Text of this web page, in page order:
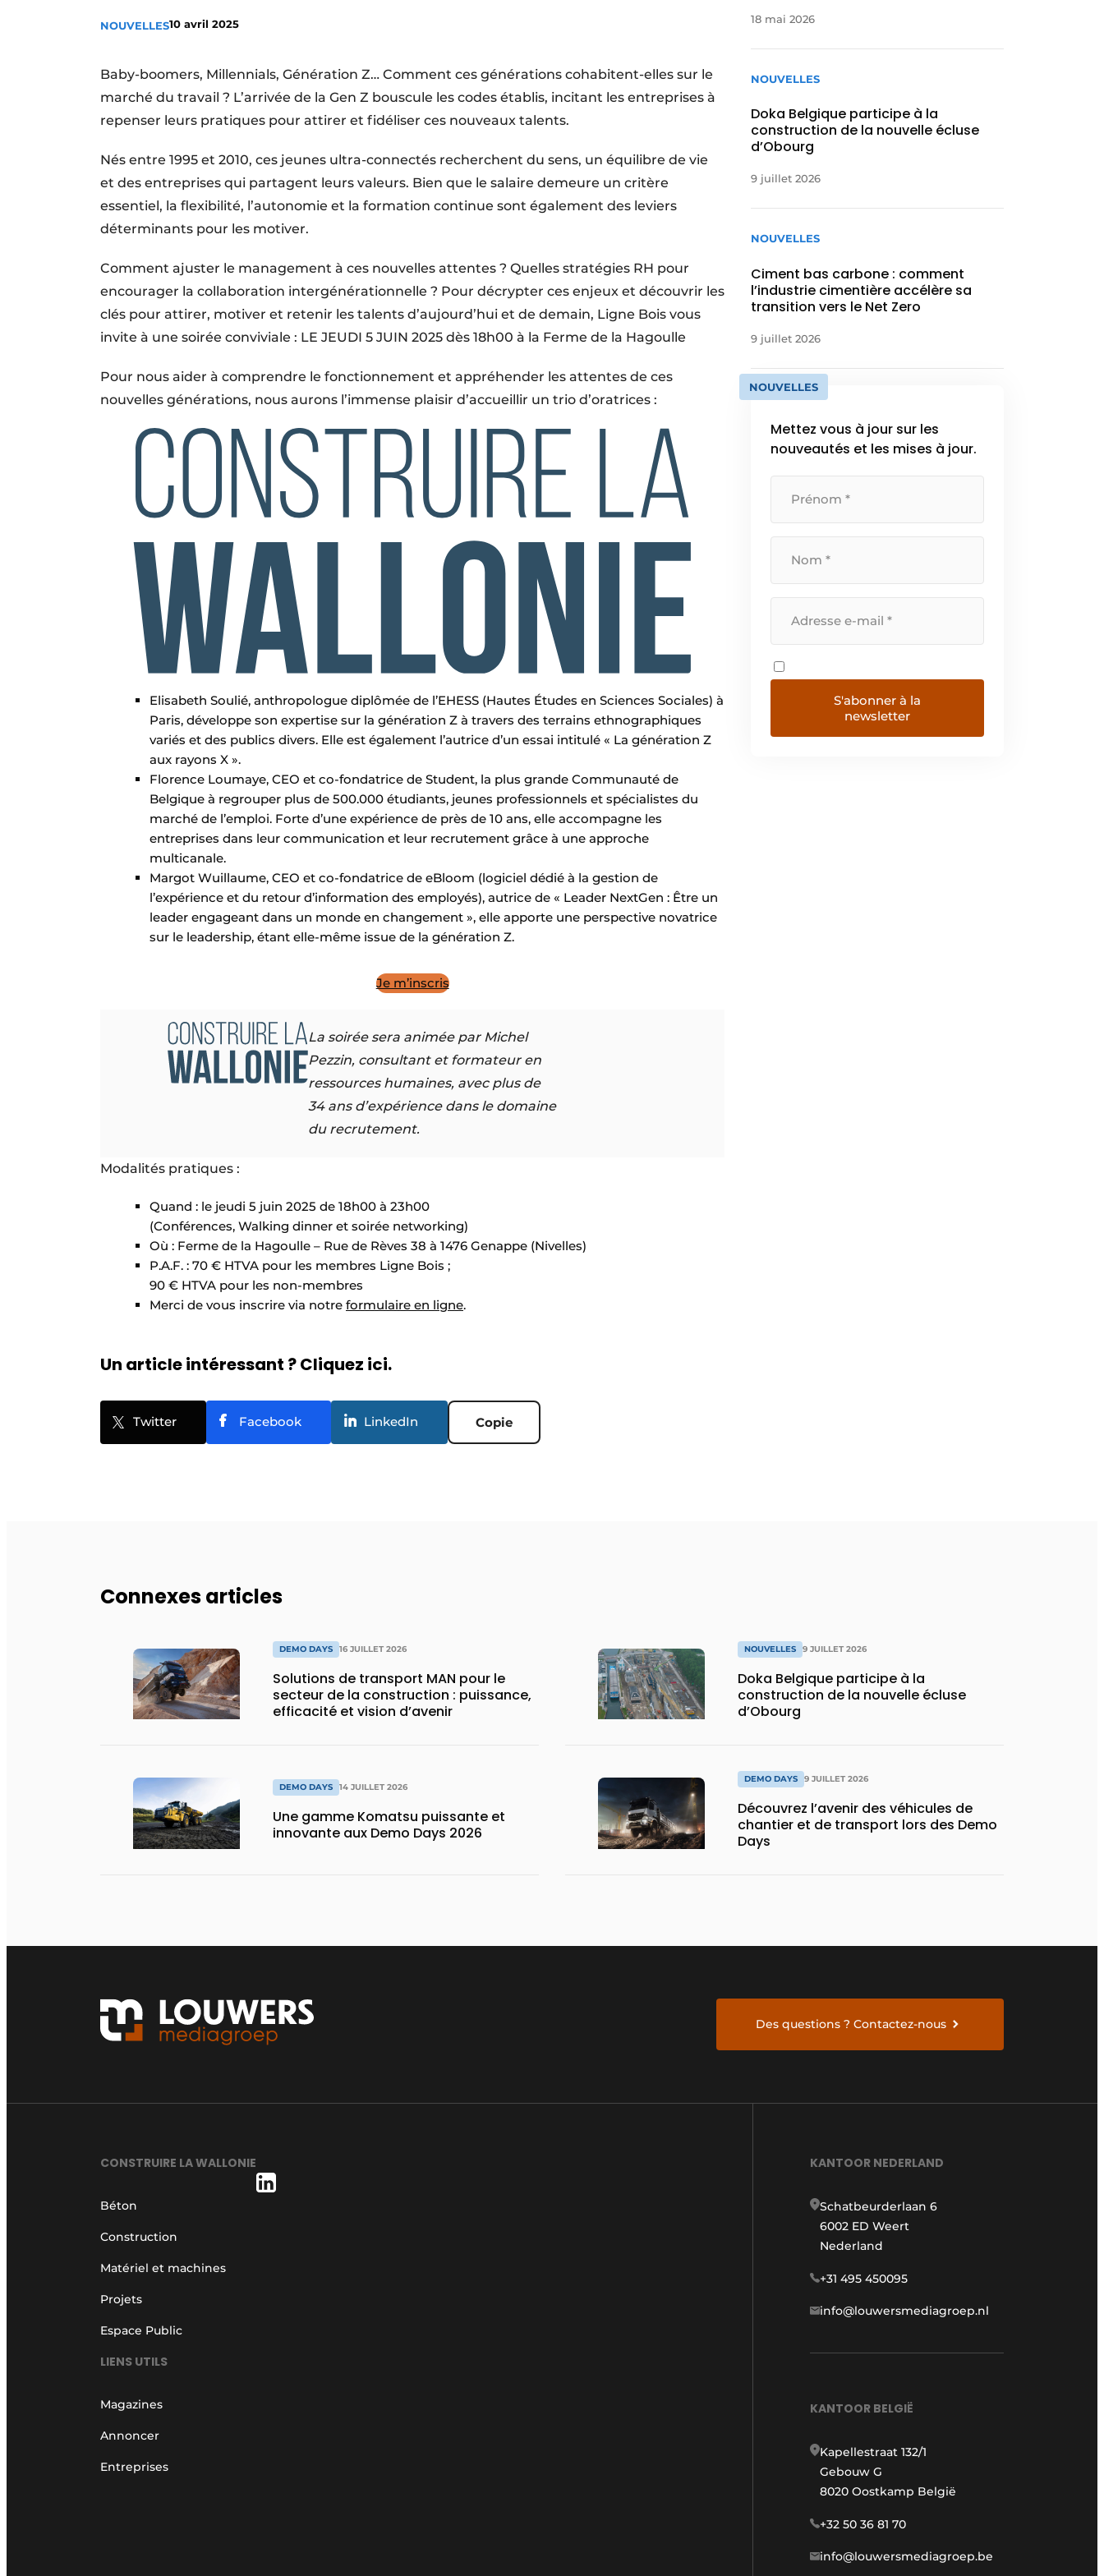
Termes et conditions
NOUVELLES10 avril 2025
Baby-boomers, Millennials, Génération Z… Comment ces générations cohabitent-elles sur le
marché du travail ? L’arrivée de la Gen Z bouscule les codes établis, incitant les entreprises à
repenser leurs pratiques pour attirer et fidéliser ces nouveaux talents.
Nés entre 1995 et 2010, ces jeunes ultra-connectés recherchent du sens, un équilibre de vie
et des entreprises qui partagent leurs valeurs. Bien que le salaire demeure un critère
essentiel, la flexibilité, l’autonomie et la formation continue sont également des leviers
déterminants pour les motiver.
Comment ajuster le management à ces nouvelles attentes ? Quelles stratégies RH pour
encourager la collaboration intergénérationnelle ? Pour décrypter ces enjeux et découvrir les
clés pour attirer, motiver et retenir les talents d’aujourd’hui et de demain, Ligne Bois vous
invite à une soirée conviviale : LE JEUDI 5 JUIN 2025 dès 18h00 à la Ferme de la Hagoulle
Pour nous aider à comprendre le fonctionnement et appréhender les attentes de ces
nouvelles générations, nous aurons l’immense plaisir d’accueillir un trio d’oratrices :
Elisabeth Soulié, anthropologue diplômée de l’EHESS (Hautes Études en Sciences Sociales) à
Paris, développe son expertise sur la génération Z à travers des terrains ethnographiques
variés et des publics divers. Elle est également l’autrice d’un essai intitulé « La génération Z
aux rayons X ».
Florence Loumaye, CEO et co-fondatrice de Student, la plus grande Communauté de
Belgique à regrouper plus de 500.000 étudiants, jeunes professionnels et spécialistes du
marché de l’emploi. Forte d’une expérience de près de 10 ans, elle accompagne les
entreprises dans leur communication et leur recrutement grâce à une approche
multicanale.
Margot Wuillaume, CEO et co-fondatrice de eBloom (logiciel dédié à la gestion de
l’expérience et du retour d’information des employés), autrice de « Leader NextGen : Être un
leader engageant dans un monde en changement », elle apporte une perspective novatrice
sur le leadership, étant elle-même issue de la génération Z.
Je m’inscris
La soirée sera animée par Michel
Pezzin, consultant et formateur en
ressources humaines, avec plus de
34 ans d’expérience dans le domaine
du recrutement.
Modalités pratiques :
Quand : le jeudi 5 juin 2025 de 18h00 à 23h00
(Conférences, Walking dinner et soirée networking)
Où : Ferme de la Hagoulle – Rue de Rèves 38 à 1476 Genappe (Nivelles)
P.A.F. : 70 € HTVA pour les membres Ligne Bois ;
90 € HTVA pour les non-membres
Merci de vous inscrire via notre formulaire en ligne.
Un article intéressant ? Cliquez ici.
Twitter Facebook LinkedIn Copie
18 mai 2026
NOUVELLES
Doka Belgique participe à la
construction de la nouvelle écluse
d’Obourg
9 juillet 2026
NOUVELLES
Ciment bas carbone : comment
l’industrie cimentière accélère sa
transition vers le Net Zero
9 juillet 2026
NOUVELLES
Mettez vous à jour sur les
nouveautés et les mises à jour.
S'abonner à la
newsletter
Connexes articles
DEMO DAYS 16 JUILLET 2026
Solutions de transport MAN pour le
secteur de la construction : puissance,
efficacité et vision d’avenir
DEMO DAYS 14 JUILLET 2026
Une gamme Komatsu puissante et
innovante aux Demo Days 2026
NOUVELLES 9 JUILLET 2026
Doka Belgique participe à la
construction de la nouvelle écluse
d’Obourg
DEMO DAYS 9 JUILLET 2026
Découvrez l’avenir des véhicules de
chantier et de transport lors des Demo
Days
Des questions ? Contactez-nous
CONSTRUIRE LA WALLONIE
Béton
Construction
Matériel et machines
Projets
Espace Public
LIENS UTILS
Magazines
Annoncer
Entreprises
KANTOOR NEDERLAND
Schatbeurderlaan 6
6002 ED Weert
Nederland
+31 495 450095
info@louwersmediagroep.nl
KANTOOR BELGIË
Kapellestraat 132/1
Gebouw G
8020 Oostkamp België
+32 50 36 81 70
info@louwersmediagroep.be